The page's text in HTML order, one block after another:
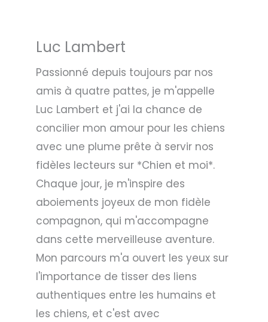
Luc Lambert
Passionné depuis toujours par nos
amis à quatre pattes, je m'appelle
Luc Lambert et j'ai la chance de
concilier mon amour pour les chiens
avec une plume prête à servir nos
fidèles lecteurs sur *Chien et moi*.
Chaque jour, je m'inspire des
aboiements joyeux de mon fidèle
compagnon, qui m'accompagne
dans cette merveilleuse aventure.
Mon parcours m'a ouvert les yeux sur
l'importance de tisser des liens
authentiques entre les humains et
les chiens, et c'est avec